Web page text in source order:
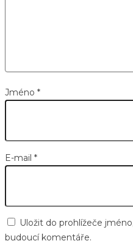
Jméno *
E-mail *
Uložit do prohlížeče
budoucí komentáře.